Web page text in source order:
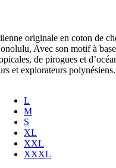
originale en coton de
Avec son motif à
de pirogues et
et explorateurs polynésiens.
L
M
S
XL
XXL
XXXL